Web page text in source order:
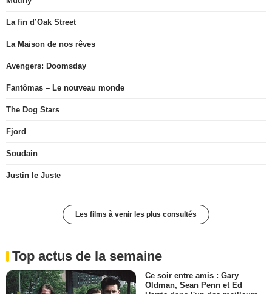
La fin d’Oak Street
La Maison de nos rêves
Avengers: Doomsday
Fantômas – Le nouveau monde
The Dog Stars
Fjord
Soudain
Justin le Juste
Les films à venir les plus consultés
Top actus de la semaine
Ce soir entre amis : Gary
Oldman, Sean Penn et Ed